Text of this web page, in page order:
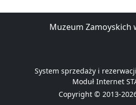
Muzeum Zamoyskich
System sprzedaży i
Moduł Internet
Copyright © 2013-